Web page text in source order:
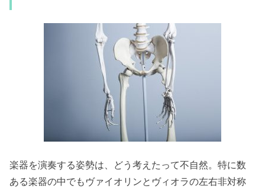
楽器を演奏する姿勢は、どう考えたって不自然。特に数
ある楽器の中でもヴァイオリンとヴィオラの左右非対称